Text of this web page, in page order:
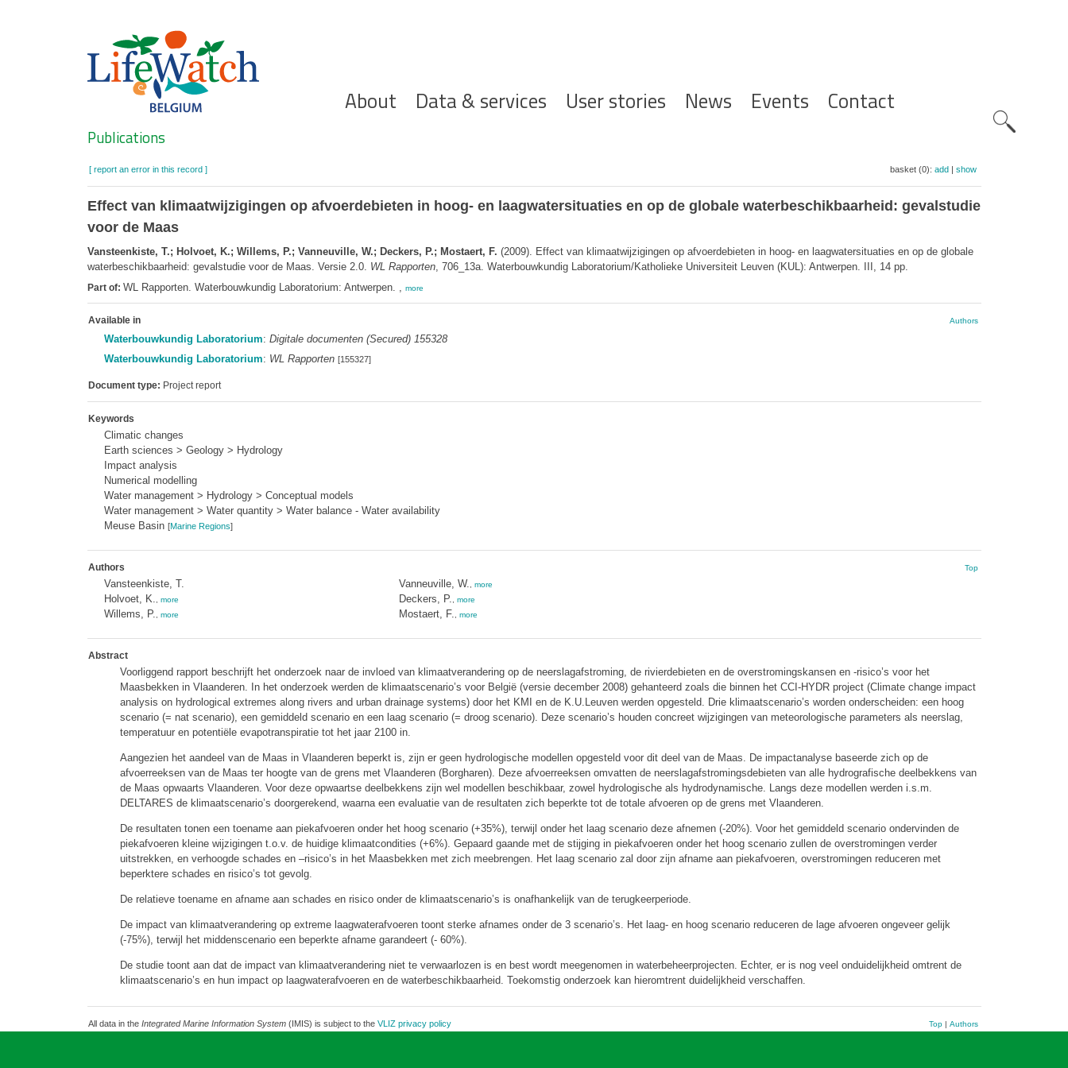
Hoofdnavigatie
About Data & services User stories News Events Contact
Search
Publications
[ report an error in this record ] basket (0): add| show
Effect van klimaatwijzigingen op afvoerdebieten in hoog- en laagwatersituaties en op de globale waterbeschikbaarheid: gevalstudie
voor de Maas
Vansteenkiste, T.; Holvoet, K.; Willems, P.; Vanneuville, W.; Deckers, P.; Mostaert, F. (2009). Effect van klimaatwijzigingen op afvoerdebieten in hoog- en laagwatersituaties en op de globale
waterbeschikbaarheid: gevalstudie voor de Maas. Versie 2.0. WL Rapporten, 706_13a. Waterbouwkundig Laboratorium/Katholieke Universiteit Leuven (KUL): Antwerpen. III, 14 pp.
Part of: WL Rapporten. Waterbouwkundig Laboratorium: Antwerpen. , more
Available in Authors
Waterbouwkundig Laboratorium: Digitale documenten (Secured) 155328
Waterbouwkundig Laboratorium: WL Rapporten [155327]
Document type: Project report
Keywords
Climatic changes
Earth sciences > Geology > Hydrology
Impact analysis
Numerical modelling
Water management > Hydrology > Conceptual models
Water management > Water quantity > Water balance - Water availability
Meuse Basin [Marine Regions]
Authors Top
Vansteenkiste, T.
Holvoet, K.
more
Willems, P. more
Vanneuville, W. more
Deckers, P. more
Mostaert, F. more
Abstract
Voorliggend rapport beschrijft het onderzoek naar de invloed van klimaatverandering op de neerslagafstroming, de rivierdebieten en de overstromingskansen en -risico’s voor het
Maasbekken in Vlaanderen. In het onderzoek werden de klimaatscenario’s voor België (versie december 2008) gehanteerd zoals die binnen het CCI-HYDR project (Climate change impact
analysis on hydrological extremes along rivers and urban drainage systems) door het KMI en de K.U.Leuven werden opgesteld. Drie klimaatscenario’s worden onderscheiden: een hoog
scenario (= nat scenario), een gemiddeld scenario en een laag scenario (= droog scenario). Deze scenario’s houden concreet wijzigingen van meteorologische parameters als neerslag,
temperatuur en potentiële evapotranspiratie tot het jaar 2100 in.
Aangezien het aandeel van de Maas in Vlaanderen beperkt is, zijn er geen hydrologische modellen opgesteld voor dit deel van de Maas. De impactanalyse baseerde zich op de
afvoerreeksen van de Maas ter hoogte van de grens met Vlaanderen (Borgharen). Deze afvoerreeksen omvatten de neerslagafstromingsdebieten van alle hydrografische deelbekkens van
de Maas opwaarts Vlaanderen. Voor deze opwaartse deelbekkens zijn wel modellen beschikbaar, zowel hydrologische als hydrodynamische. Langs deze modellen werden i.s.m.
DELTARES de klimaatscenario’s doorgerekend, waarna een evaluatie van de resultaten zich beperkte tot de totale afvoeren op de grens met Vlaanderen.
De resultaten tonen een toename aan piekafvoeren onder het hoog scenario (+35%), terwijl onder het laag scenario deze afnemen (-20%). Voor het gemiddeld scenario ondervinden de
piekafvoeren kleine wijzigingen t.o.v. de huidige klimaatcondities (+6%). Gepaard gaande met de stijging in piekafvoeren onder het hoog scenario zullen de overstromingen verder
uitstrekken, en verhoogde schades en –risico’s in het Maasbekken met zich meebrengen. Het laag scenario zal door zijn afname aan piekafvoeren, overstromingen reduceren met
beperktere schades en risico’s tot gevolg.
De relatieve toename en afname aan schades en risico onder de klimaatscenario’s is onafhankelijk van de terugkeerperiode.
De impact van klimaatverandering op extreme laagwaterafvoeren toont sterke afnames onder de 3 scenario’s. Het laag- en hoog scenario reduceren de lage afvoeren ongeveer gelijk
(-75%), terwijl het middenscenario een beperkte afname garandeert (- 60%).
De studie toont aan dat de impact van klimaatverandering niet te verwaarlozen is en best wordt meegenomen in waterbeheerprojecten. Echter, er is nog veel onduidelijkheid omtrent de
klimaatscenario’s en hun impact op laagwaterafvoeren en de waterbeschikbaarheid. Toekomstig onderzoek kan hieromtrent duidelijkheid verschaffen.
All data in the Integrated Marine Information System(IMIS) is subject to the VLIZ privacy policy Top| Authors